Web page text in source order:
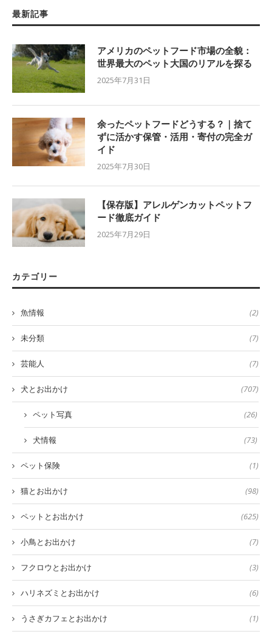
最新記事
アメリカのペットフード市場の全貌：
世界最大のペット大国のリアルを探る
2025年7月31日
余ったペットフードどうする？｜捨て
ずに活かす保管・活用・寄付の完全ガ
イド
2025年7月30日
【保存版】アレルゲンカットペットフ
ード徹底ガイド
2025年7月29日
カテゴリー
魚情報 (2)
未分類 (7)
芸能人 (7)
犬とお出かけ (707)
ペット写真 (26)
犬情報 (73)
ペット保険 (1)
猫とお出かけ (98)
ペットとお出かけ (625)
小鳥とお出かけ (7)
フクロウとお出かけ (3)
ハリネズミとお出かけ (6)
うさぎカフェとお出かけ (1)